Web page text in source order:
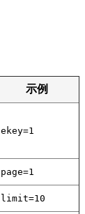
示例
ekey=1
page=1
limit=10